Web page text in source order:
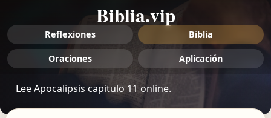
Biblia.vip
Reflexiones Biblia
Oraciones Aplicación
Lee Apocalipsis capitulo 11 online.